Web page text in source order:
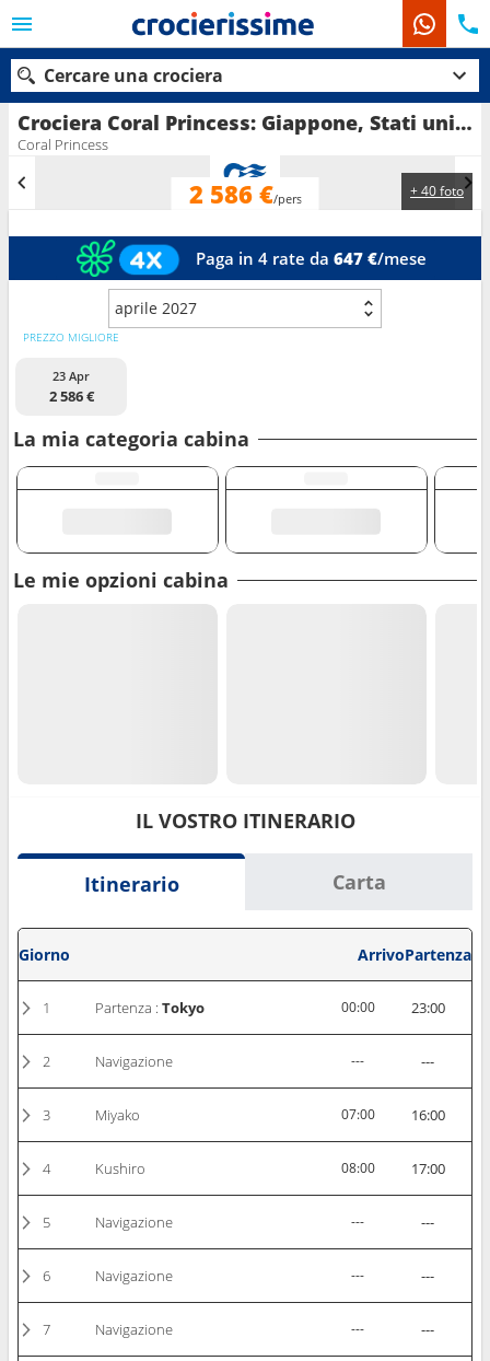
Crociera Coral Princess: Giappone, Stati uniti, Canada in partenza da Tokyo
Coral Princess
+ 40 foto
2 586 €/pers
Paga in 4 rate da 647 €/mese
aprile 2027
PREZZO MIGLIORE
23 Apr
2 586 €
La mia categoria cabina
Le mie opzioni cabina
IL VOSTRO ITINERARIO
Itinerario Carta
Giorno ArrivoPartenza
1 Partenza :Tokyo 00:00 23:00
2 Navigazione --- ---
3 Miyako 07:00 16:00
4 Kushiro 08:00 17:00
5 Navigazione --- ---
6 Navigazione --- ---
7 Navigazione --- ---
Cercare una crociera
Le nostre destinazioni
Mesi di partenza
Compagnie